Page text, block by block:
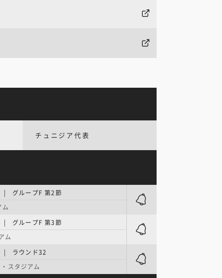
チュニジア代表
グループF 第2節
ム
グループF 第3節
ム
| ラウンド32
スタジアム